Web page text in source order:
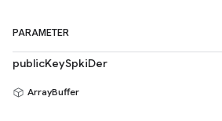
PARAMETER
publicKeySpkiDer
ArrayBuffer